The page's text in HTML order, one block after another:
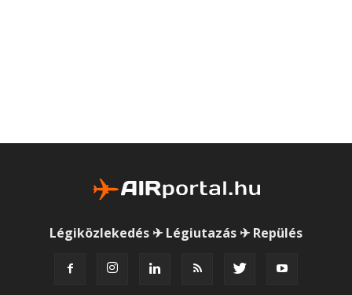
Légiközlekedés ✈ Légiutazás ✈ Repülés